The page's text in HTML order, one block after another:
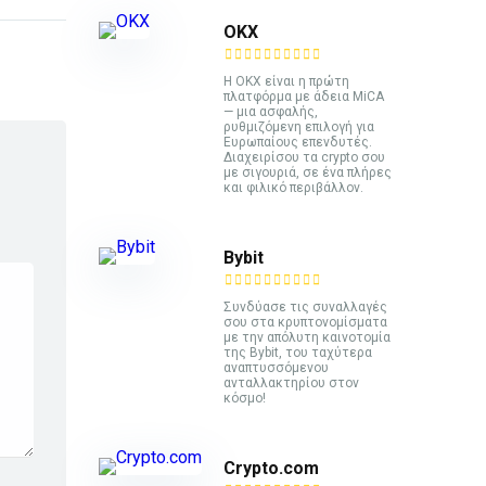
ΟΚΧ
Η OKX είναι η πρώτη
πλατφόρμα με άδεια MiCA
— μια ασφαλής,
ρυθμιζόμενη επιλογή για
Ευρωπαίους επενδυτές.
Διαχειρίσου τα crypto σου
με σιγουριά, σε ένα πλήρες
και φιλικό περιβάλλον.
Bybit
Συνδύασε τις συναλλαγές
σου στα κρυπτονομίσματα
με την απόλυτη καινοτομία
της Bybit, του ταχύτερα
αναπτυσσόμενου
ανταλλακτηρίου στον
κόσμο!
Crypto.com